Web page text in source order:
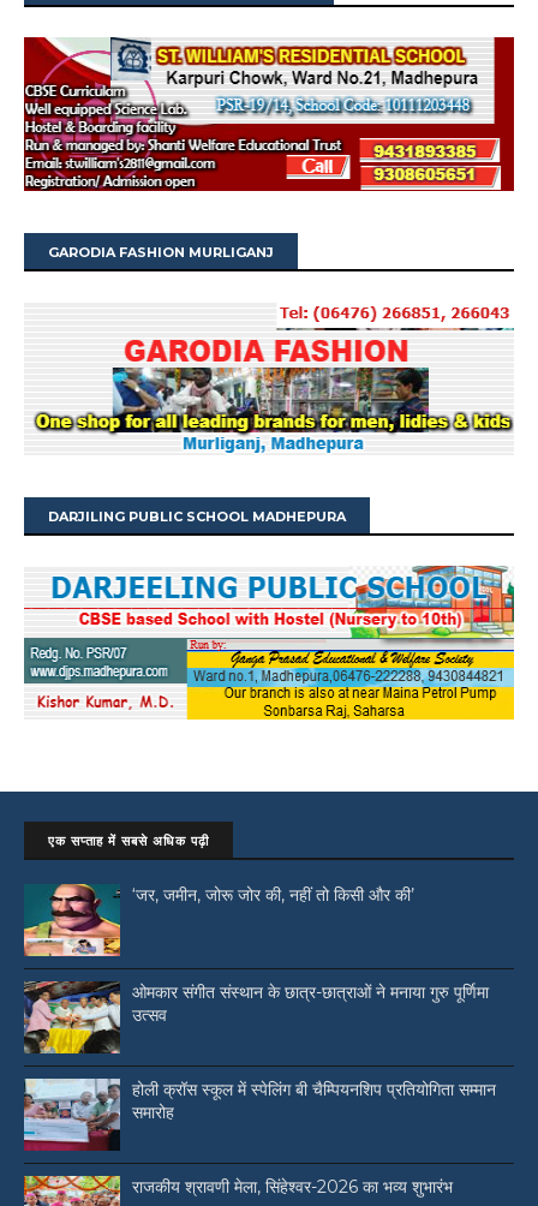
GARODIA FASHION MURLIGANJ
DARJILING PUBLIC SCHOOL MADHEPURA
एक सप्ताह में सबसे अधिक पढ़ी
‘जर, जमीन, जोरू जोर की, नहीं तो किसी और की’
ओमकार संगीत संस्थान के छात्र-छात्राओं ने मनाया गुरु पूर्णिमा
उत्सव
होली क्रॉस स्कूल में स्पेलिंग बी चैम्पियनशिप प्रतियोगिता सम्मान
समारोह
राजकीय श्रावणी मेला, सिंहेश्वर-2026 का भव्य शुभारंभ